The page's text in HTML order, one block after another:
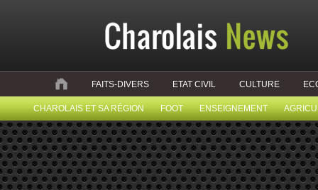
FAITS-DIVERS ETAT CIVIL CULTURE
CHAROLAIS ET SA RÉGION FOOT ENSEIGNEMENT